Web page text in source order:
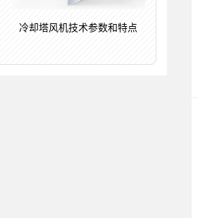
冷却塔风机技术参数和特点